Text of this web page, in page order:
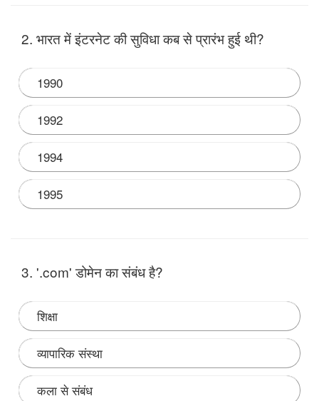
2. भारत में इंटरनेट की सुविधा कब से प्रारंभ हुई थी?
1990
1992
1994
1995
3. '.com' डोमेन का संबंध है?
शिक्षा
व्यापारिक संस्था
कला से संबंध